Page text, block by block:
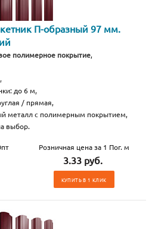
П-образный 97 мм.
полимерное покрытие,
до 6 м,
/ прямая,
металл с полимерным покрытием,
выбор.
Розничная цена за 1 Пог. м
3.33 руб.
КУПИТЬ В 1 КЛИК